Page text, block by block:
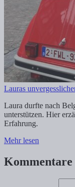
Lauras
Laura durfte nach
unterstützen. Hier
Erfahrung.
Mehr lesen
Kommentare